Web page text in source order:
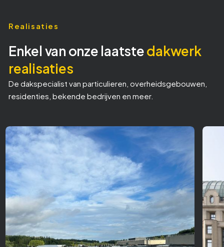
Realisaties
Enkel van onze laatstedakwerk
realisaties
De dakspecialist van particulieren, overheidsgebouwen,
residenties, bekende bedrijven en meer.